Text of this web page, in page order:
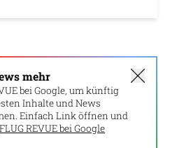
mehr
bei Google, um künftig
Inhalte und News
Einfach Link öffnen und
FLUG REVUE bei Google